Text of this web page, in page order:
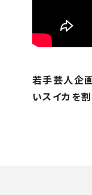
若手芸人企
いスイカを